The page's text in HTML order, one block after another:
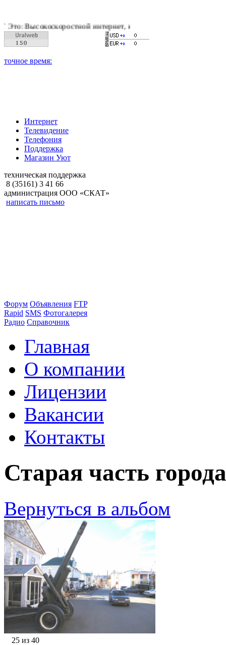
интернет, качественное цифровое и кабельное
Интернет
Телевидение
Телефония
Поддержка
Магазин Уют
техническая поддержка
8 (35161) 3 41 66
администрация ООО «СКАТ»
написать письмо
Форум Объявления FTP
Rapid SMS Фотогалерея
Радио Справочник
Главная
О компании
Лицензии
Вакансии
Контакты
Старая часть
Вернуться в альбом
25 из 40